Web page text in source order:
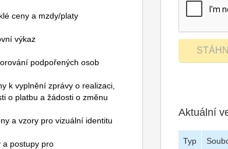
ceny a mzdy/platy
výkaz
podpořených osob
k vyplnění zprávy o realizaci,
o platbu a žádosti o změnu
a vzory pro vizuální identitu
a postupy pro
Aktuální
Typ